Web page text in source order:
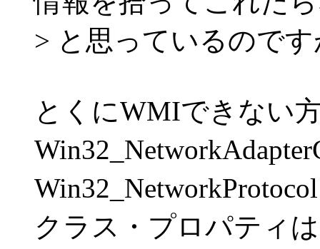
> と思っているので
とくにWMIできない
クラス・プロパティ